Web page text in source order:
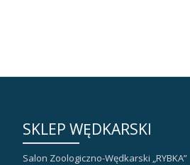
SKLEP WĘDKARSKI
Salon Zoologiczno-Wędkarski „RYBKA”